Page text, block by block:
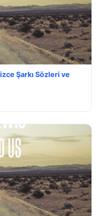
Şarkı Sözleri ve